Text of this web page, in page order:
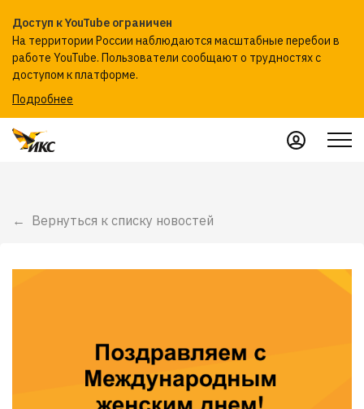
Доступ к YouTube ограничен
На территории России наблюдаются масштабные перебои в
работе YouTube. Пользователи сообщают о трудностях с
доступом к платформе.
Подробнее
Вернуться к списку новостей